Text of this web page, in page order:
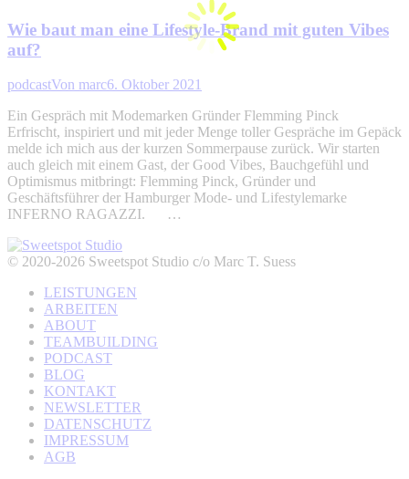
Wie baut man eine Lifestyle-Brand mit guten Vibes
auf?
podcastVon marc6. Oktober 2021
Ein Gespräch mit Modemarken Gründer Flemming Pinck
Erfrischt, inspiriert und mit jeder Menge toller Gespräche im Gepäck
melde ich mich aus der kurzen Sommerpause zurück. Wir starten
auch gleich mit einem Gast, der Good Vibes, Bauchgefühl und
Optimismus mitbringt: Flemming Pinck, Gründer und
Geschäftsführer der Hamburger Mode- und Lifestylemarke
INFERNO RAGAZZI. …
© 2020-2026 Sweetspot Studio c/o Marc T. Suess
LEISTUNGEN
ARBEITEN
ABOUT
TEAMBUILDING
PODCAST
BLOG
KONTAKT
NEWSLETTER
DATENSCHUTZ
IMPRESSUM
AGB